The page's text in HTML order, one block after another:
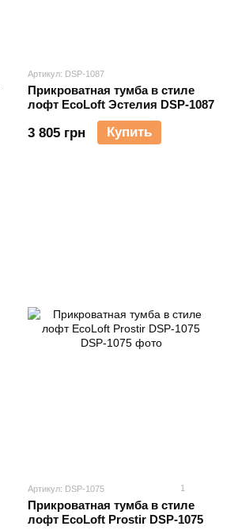
Артикул: DSP-1087
Прикроватная тумба в стиле
лофт EcoLoft Эстелия DSP-1087
3 805 грн Купить
Артикул: DSP-1075 1
Прикроватная тумба в стиле
лофт EcoLoft Prostir DSP-1075